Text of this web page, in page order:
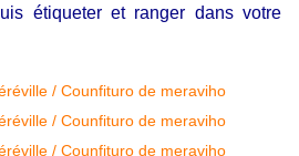
étiqueter et ranger dans votre